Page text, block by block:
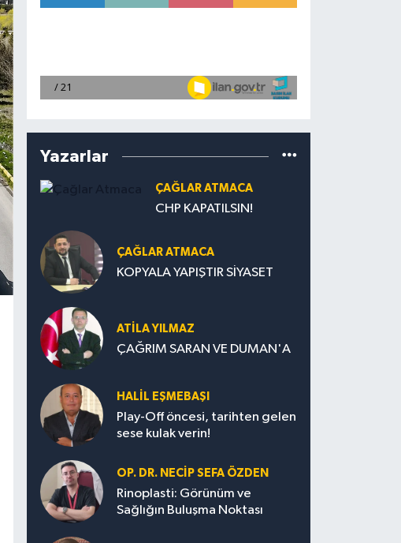
Yazarlar
ÇAĞLAR ATMACA
CHP KAPATILSIN!
ÇAĞLAR ATMACA
KOPYALA YAPIŞTIR SİYASET
ATILA YILMAZ
ÇAĞRIM SARAN VE DUMAN'A
HALIL EŞMEBAŞI
Play-Off öncesi, tarihten gelen
sese kulak verin!
OP. DR. NECIP SEFA ÖZDEN
Rinoplasti: Görünüm ve
Sağlığın Buluşma Noktası